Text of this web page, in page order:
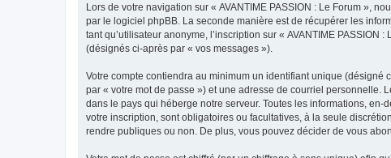
Lors de votre navigation sur « AVANTIME PASSION : Le Forum »,
par le logiciel phpBB. La seconde manière est de récupérer les
tant qu’utilisateur anonyme, l’inscription sur « AVANTIME
(désignés ci-après par « vos messages »).
Votre compte contiendra au minimum un identifiant unique (désigné
par « votre mot de passe ») et une adresse de courriel personnelle.
dans le pays qui héberge notre serveur. Toutes les informations, en-
votre inscription, sont obligatoires ou facultatives, à la seule
rendre publiques ou non. De plus, vous pouvez décider de vous